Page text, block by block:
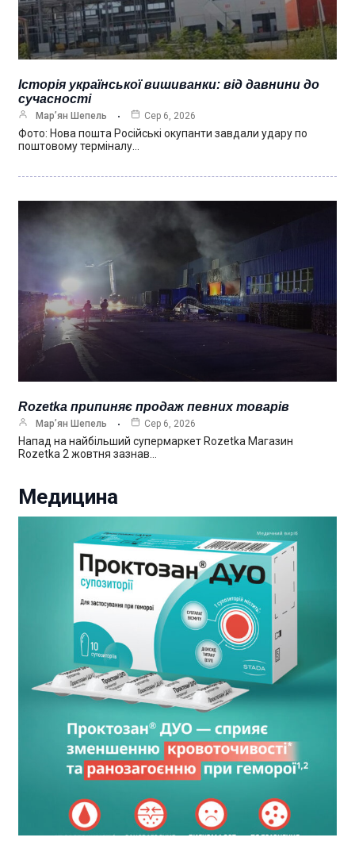
Історія української вишиванки: від давнини до
сучасності
Мар’ян Шепель Сер 6, 2026
Фото: Нова пошта Російські окупанти завдали удару по
поштовому терміналу…
Rozetka припиняє продаж певних товарів
Мар’ян Шепель Сер 6, 2026
Напад на найбільший супермаркет Rozetka Магазин
Rozetka 2 жовтня зазнав…
Медицина